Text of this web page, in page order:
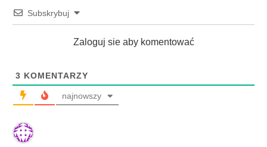
Subskrybuj
Zaloguj sie aby komentować
3 KOMENTARZY
najnowszy